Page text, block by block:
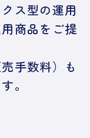
ス型の運用
商品をご提
手数料）も
。